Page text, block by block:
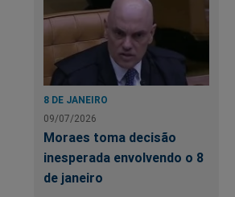
8 DE JANEIRO
09/07/2026
Moraes toma decisão
inesperada envolvendo o 8
de janeiro